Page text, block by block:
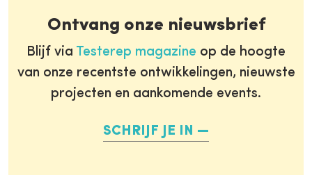
Ontvang onze nieuwsbrief
Blijf via Testerep magazine op de hoogte
van onze recentste ontwikkelingen, nieuwste
projecten en aankomende events.
SCHRIJF JE IN